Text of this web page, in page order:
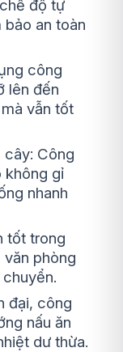
độ tự
an toàn
công
lên đến
vẫn tốt
cây: Công
không gỉ
nhanh
tốt trong
phòng
đại, công
nấu ăn
dư thừa.